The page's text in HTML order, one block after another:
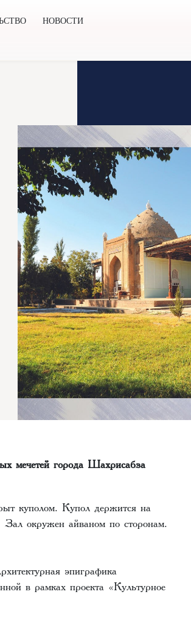
НОВОСТИ
мечетей города Шахрисабза
куполом. Купол держится на
Зал окружен айваном по сторонам.
эпиграфика
в рамках проекта «Культурное